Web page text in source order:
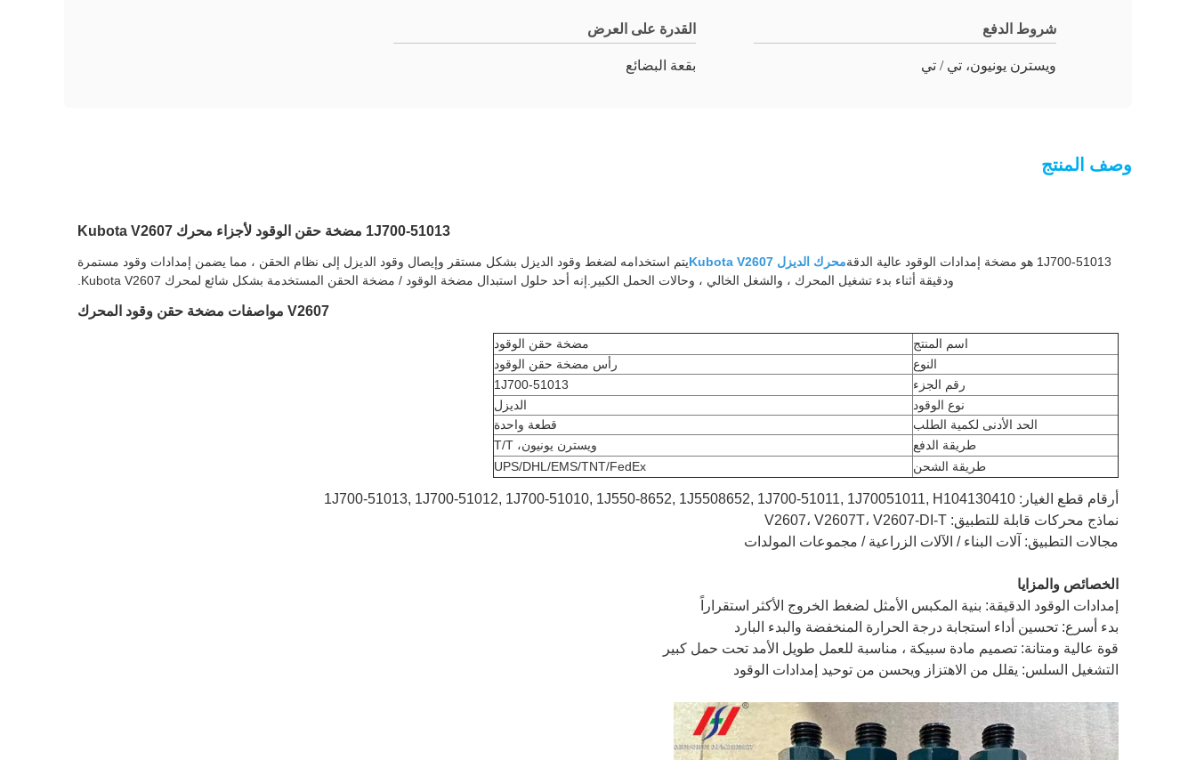
شروط الدفع
ويسترن يونيون، تي / تي
القدرة على العرض
بقعة البضائع
وصف المنتج
1J700-51013 مضخة حقن الوقود لأجزاء محرك Kubota V2607
1J700-51013 هو مضخة إمدادات الوقود عالية الدقة محرك الديزل Kubota V2607
يتم استخدامه لضغط وقود الديزل بشكل مستقر وإيصال وقود الديزل إلى نظام الحقن ، مما يضمن إمدادات وقود مستمرة
ودقيقة أثناء بدء تشغيل المحرك ، والشغل الخالي ، وحالات الحمل الكبير.إنه أحد حلول استبدال مضخة الوقود / مضخة الحقن المستخدمة بشكل شائع لمحرك Kubota V2607.
V2607 مواصفات مضخة حقن وقود المحرك
اسم المنتج
مضخة حقن الوقود
النوع
رأس مضخة حقن الوقود
رقم الجزء
1J700-51013
نوع الوقود
الديزل
الحد الأدنى لكمية الطلب
قطعة واحدة
طريقة الدفع
ويسترن يونيون، T/T
طريقة الشحن
UPS/DHL/EMS/TNT/FedEx
أرقام قطع الغيار: 1J700-51013, 1J700-51012, 1J700-51010, 1J550-8652, 1J5508652, 1J700-51011, 1J70051011, H104130410
نماذج محركات قابلة للتطبيق: V2607، V2607T، V2607-DI-T
مجالات التطبيق: آلات البناء / الآلات الزراعية / مجموعات المولدات
الخصائص والمزايا
إمدادات الوقود الدقيقة: بنية المكبس الأمثل لضغط الخروج الأكثر استقراراً
بدء أسرع: تحسين أداء استجابة درجة الحرارة المنخفضة والبدء البارد
قوة عالية ومتانة: تصميم مادة سبيكة ، مناسبة للعمل طويل الأمد تحت حمل كبير
التشغيل السلس: يقلل من الاهتزاز ويحسن من توحيد إمدادات الوقود